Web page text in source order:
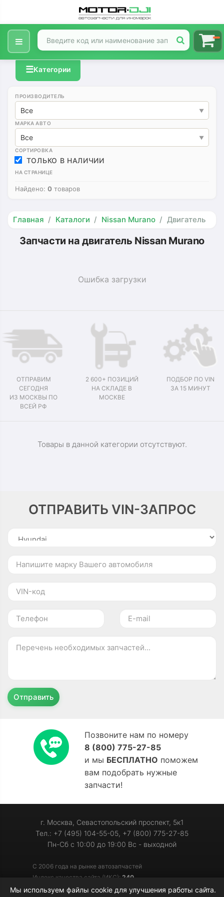
☰Категории
ПРОИЗВОДИТЕЛЬ
Все
МАРКА АВТО
Все
СОРТИРОВКА
ТОЛЬКО В НАЛИЧИИ
НА СТРАНИЦЕ
Найдено: 0 товаров
Главная Каталоги Nissan Murano Двигатель
Запчасти на двигатель Nissan Murano
Ошибка загрузки
ОТПРАВИМ
СЕГОДНЯ
ИЗ МОСКВЫ ПО
ВСЕЙ РФ
2 600+ ПОЗИЦИЙ
НА СКЛАДЕ В
МОСКВЕ
ПОДБОР ПО VIN
ЗА 15 МИНУТ
Товары в данной категории отсутствуют.
ОТПРАВИТЬ VIN-ЗАПРОС
Отправить
Позвоните нам по номеру
8 (800) 775-27-85
и мы БЕСПЛАТНО поможем
вам подобрать нужные
запчасти!
г. Москва, Севастопольский проспект, 5к1
Тел.: +7 (495) 104-55-05, +7 (800) 775-27-85
Пн-Сб с 10:00 до 19:00 Вс - выходной
С 2006 года на рынке автозапчастей
Индекс качества сайта (ИКС): 240
Мы используем файлы cookie для улучшения работы сайта.